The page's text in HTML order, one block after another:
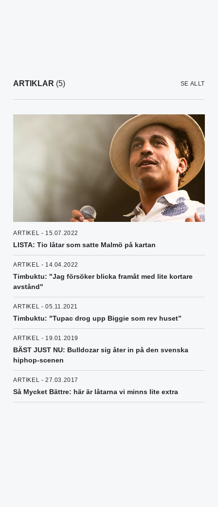
ARTIKLAR (5) SE ALLT
ARTIKEL - 15.07.2022
LISTA: Tio låtar som satte Malmö på kartan
ARTIKEL - 14.04.2022
Timbuktu: "Jag försöker blicka framåt med lite kortare
avstånd"
ARTIKEL - 05.11.2021
Timbuktu: "Tupac drog upp Biggie som rev huset”
ARTIKEL - 19.01.2019
BÄST JUST NU: Bulldozar sig åter in på den svenska
hiphop-scenen
ARTIKEL - 27.03.2017
Så Mycket Bättre: här är låtarna vi minns lite extra